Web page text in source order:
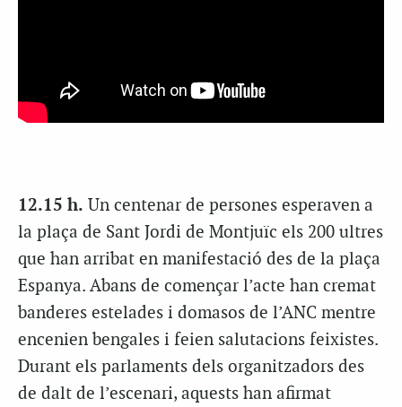
12.15 h. Un centenar de persones esperaven a
la plaça de Sant Jordi de Montjuïc els 200 ultres
que han arribat en manifestació des de la plaça
Espanya. Abans de començar l’acte han cremat
banderes estelades i domasos de l’ANC mentre
encenien bengales i feien salutacions feixistes.
Durant els parlaments dels organitzadors des
de dalt de l’escenari, aquests han afirmat